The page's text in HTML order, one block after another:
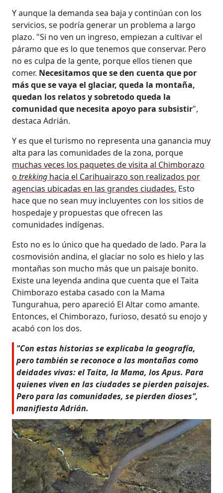
Y aunque la demanda sea baja y continúan con los
servicios, se podría generar un problema a largo
plazo. "Si no ven un ingreso, empiezan a cultivar el
páramo que es lo que tenemos que conservar. Pero
no es culpa de la gente, porque ellos tienen que
comer. Necesitamos que se den cuenta que por
más que se vaya el glaciar, queda la montaña,
quedan los relatos y sobretodo queda la
comunidad que necesita apoyo para subsistir",
destaca Adrián.
Y es que el turismo no representa una ganancia muy
alta para las comunidades de la zona, porque
muchas veces los paquetes de visita al Chimborazo
otrekking hacia el Carihuairazo son realizados por
agencias ubicadas en las grandes ciudades. Esto
hace que no sean muy incluyentes con los sitios de
hospedaje y propuestas que ofrecen las
comunidades indígenas.
Esto no es lo único que ha quedado de lado. Para la
cosmovisión andina, el glaciar no solo es hielo y las
montañas son mucho más que un paisaje bonito.
Existe una leyenda andina que cuenta que el Taita
Chimborazo estaba casado con la Mama
Tungurahua, pero apareció El Altar como amante.
Entonces, el Chimborazo, furioso, desató su enojo y
acabó con los dos.
"Con estas historias se explicaba la geografía,
pero también se reconoce a las montañas como
deidades vivas: el Taita, la Mama, los Apus. Para
quienes viven en las ciudades se pierden paisajes.
Pero para las comunidades, se pierden dioses",
manifiesta Adrián.